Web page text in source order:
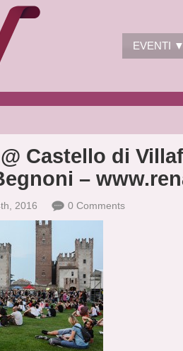
EVENTI
Castello di
–
2016 0 Comments